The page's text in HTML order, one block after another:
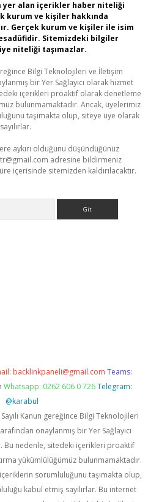
yer alan içerikler haber niteliği
kurum ve kişiler hakkında
Gerçek kurum ve kişiler ile isim
Sitemizdeki bilgiler
niteliği taşımazlar.
Bilgi Teknolojileri ve İletişim
bir Yer Sağlayıcı olarak hizmet
içerikleri proaktif olarak denetleme
bulunmamaktadır. Ancak, üyelerimiz
taşımakta olup, siteye üye olarak
aykırı olduğunu düşündüğünüz
adresine bildirmeniz
içerisinde sitemizden kaldırılacaktır.
backlinkpaneli@gmail.com Teams:
Whatsapp: 0262 606 0 726 Telegram:
@karabul
Kanun gereğince Bilgi Teknolojileri
onaylanmış bir Yer Sağlayıcı
Bu nedenle, sitedeki içerikleri proaktif
yükümlülüğümüz bulunmamaktadır.
sorumluluğunu taşımakta olup,
kabul etmiş sayılırlar. Bu internet